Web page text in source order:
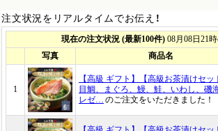
注文状況をリアルタイムでお伝え！